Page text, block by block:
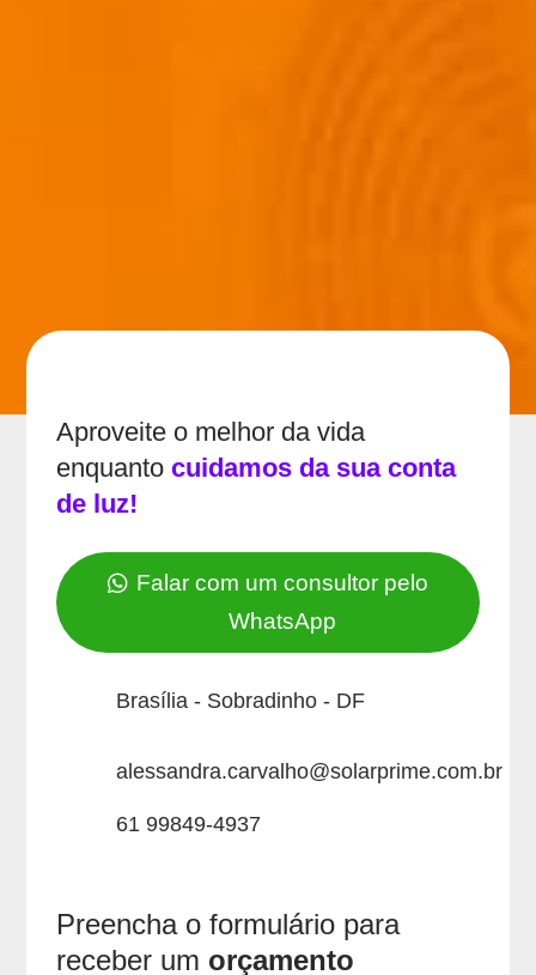
Aproveite o melhor da vida
enquantocuidamos da sua conta
de luz!
Falar com um consultor pelo
WhatsApp
Brasília - Sobradinho - DF
alessandra.carvalho@solarprime.com.br
61 99849-4937
Preencha o formulário para
receber um orçamento